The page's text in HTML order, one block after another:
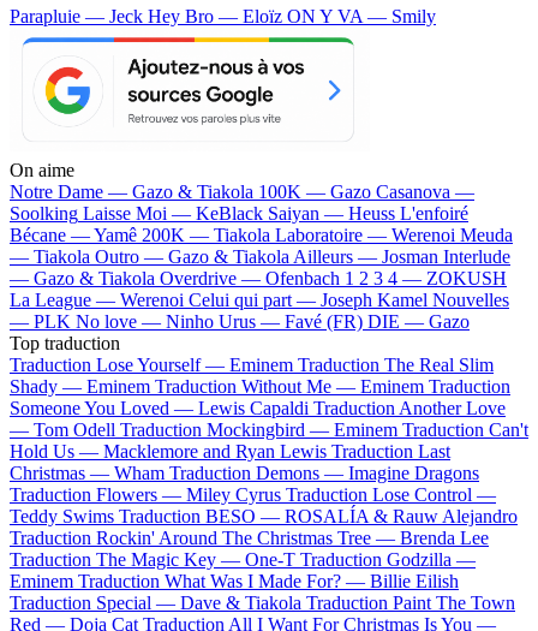
Parapluie — Jeck Hey Bro — Eloïz ON Y VA — Smily
On aime
Notre Dame — Gazo & Tiakola 100K — Gazo Casanova —
Soolking Laisse Moi — KeBlack Saiyan — Heuss L'enfoiré
Bécane —Yamê 200K — Tiakola Laboratoire — Werenoi Meuda
— Tiakola Outro — Gazo & TiakolaAilleurs — Josman Interlude
— Gazo & Tiakola Overdrive — Ofenbach 1 2 3 4 — ZOKUSH
La League — Werenoi Celui qui part — Joseph Kamel Nouvelles
— PLK No love — Ninho Urus — Favé (FR) DIE — Gazo
Top traduction
Traduction Lose Yourself — Eminem Traduction The Real Slim
Shady — Eminem Traduction Without Me — Eminem Traduction
Someone You Loved — Lewis Capaldi Traduction Another Love
— Tom Odell Traduction Mockingbird — Eminem Traduction Can't
Hold Us — Macklemore and Ryan Lewis Traduction Last
Christmas — Wham Traduction Demons — Imagine Dragons
Traduction Flowers — Miley Cyrus Traduction Lose Control —
Teddy Swims Traduction BESO — ROSALÍA & Rauw Alejandro
Traduction Rockin' Around The Christmas Tree — Brenda Lee
Traduction The Magic Key — One-T Traduction Godzilla —
Eminem Traduction What Was I Made For? — Billie Eilish
Traduction Special — Dave & Tiakola Traduction Paint The Town
Red — Doja Cat Traduction All I Want For Christmas Is You —